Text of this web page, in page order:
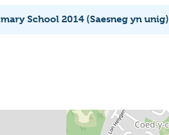
School 2014 (Saesneg yn unig)